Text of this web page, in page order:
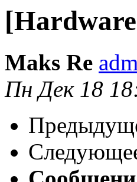
Maks Re
Пн Дек 18